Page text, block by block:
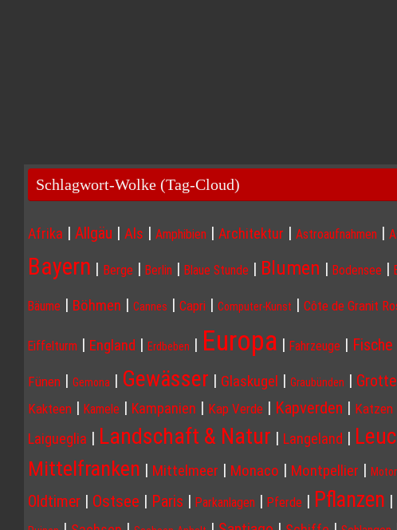
Schlagwort-Wolke (Tag-Cloud)
Afrika | Allgäu | Als | Amphibien | Architektur | Astroaufnahmen |
Bayern | Berge | Berlin | Blaue Stunde | Blumen | Bodensee |
Bäume | Böhmen | Cannes | Capri | Computer-Kunst | Côte de Granit
Eiffelturm | England | Erdbeben | Europa | Fahrzeuge | Fische
Fünen | Gemona | Gewässer | Glaskugel | Graubünden |
Kakteen | Kamele | Kampanien | Kap Verde | Kapverden | Katzen
Laigueglia | Landschaft & Natur | Langeland |
Mittelfranken | Mittelmeer | Monaco | Montpellier |
Oldtimer | Ostsee | Paris | Parkanlagen | Pferde | Pflanzen |